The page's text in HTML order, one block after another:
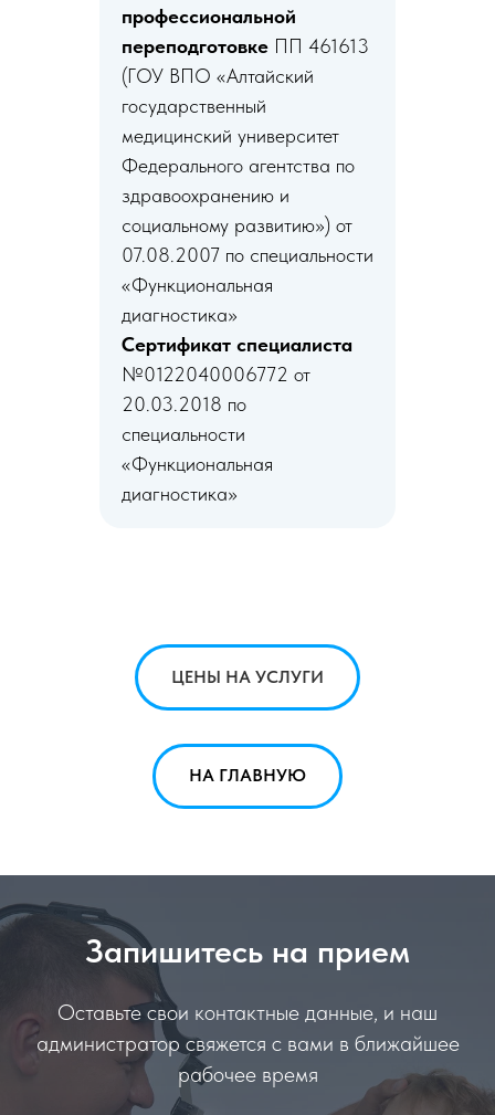
профессиональной
переподготовке ПП 461613
(ГОУ ВПО «Алтайский
государственный
медицинский университет
Федерального агентства по
здравоохранению и
социальному развитию») от
07.08.2007 по специальности
«Функциональная
диагностика»
Сертификат специалиста
№0122040006772 от
20.03.2018 по
специальности
«Функциональная
диагностика»
ЦЕНЫ НА УСЛУГИ
НА ГЛАВНУЮ
Запишитесь на прием
Оставьте свои контактные данные, и наш
администратор свяжется с вами в ближайшее
рабочее время